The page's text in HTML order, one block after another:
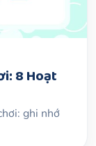
8 Hoạt
ghi nhớ